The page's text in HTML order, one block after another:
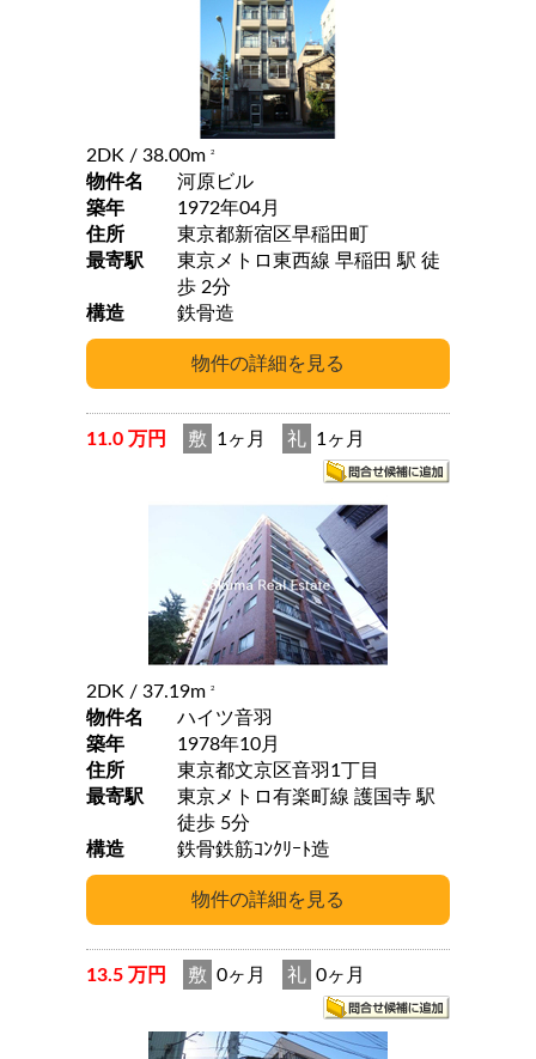
2DK / 38.00m 2
物件名
河原ビル
築年
1972年04月
住所
東京都新宿区早稲田町
最寄駅
東京メトロ東西線 早稲田 駅 徒
歩 2分
構造
鉄骨造
11.0 万円 敷 1ヶ月 礼 1ヶ月
2DK / 37.19m 2
物件名
ハイツ音羽
築年
1978年10月
住所
東京都文京区音羽1丁目
最寄駅
東京メトロ有楽町線 護国寺 駅
徒歩 5分
構造
鉄骨鉄筋ｺﾝｸﾘｰﾄ造
13.5 万円 敷 0ヶ月 礼 0ヶ月